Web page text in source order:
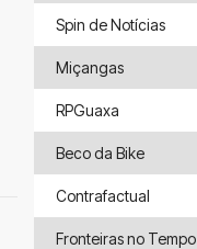
Spin de Notícias
Miçangas
RPGuaxa
Beco da Bike
Contrafactual
Fronteiras no Tempo